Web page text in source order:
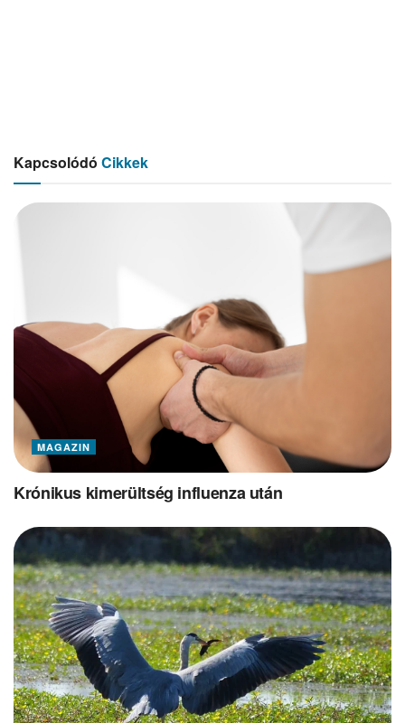
Kapcsolódó Cikkek
MAGAZIN
Krónikus kimerültség influenza után